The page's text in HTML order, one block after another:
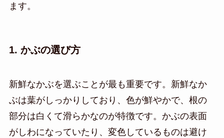
ます。
1. かぶの選び方
新鮮なかぶを選ぶことが最も重要です。新鮮なか
ぶは葉がしっかりしており、色が鮮やかで、根の
部分は白くて滑らかなのが特徴です。かぶの表面
がしわになっていたり、変色しているものは避け